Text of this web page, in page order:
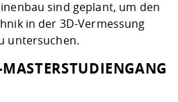
sind geplant, um den
in der 3D-Vermessung
untersuchen.